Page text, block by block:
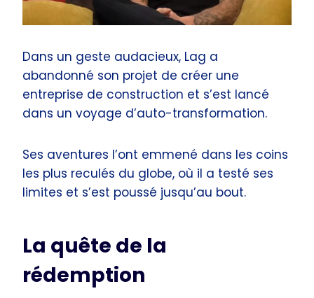
Dans un geste audacieux, Lag a
abandonné son projet de créer une
entreprise de construction et s’est lancé
dans un voyage d’auto-transformation.
Ses aventures l’ont emmené dans les coins
les plus reculés du globe, où il a testé ses
limites et s’est poussé jusqu’au bout.
La quête de la
rédemption